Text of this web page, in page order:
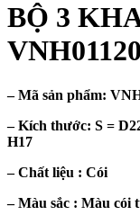
BỘ 3
– Mã sản phẩm:
– Kích thước: S =
H17
– Chất liệu : Cói
– Màu sắc : Màu cói